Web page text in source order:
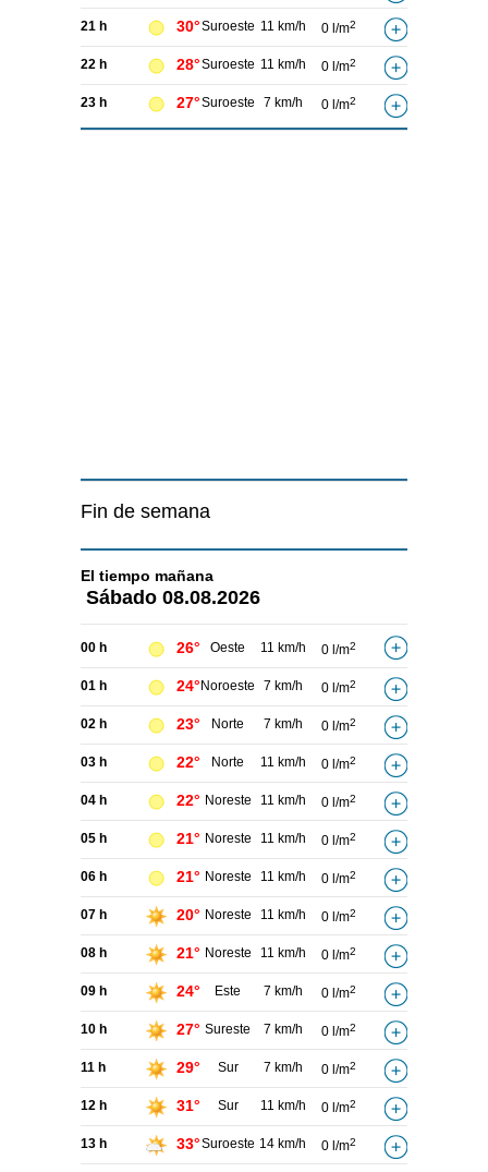
21 h 30°Suroeste 11 km/h 0 l/m2
22 h 28°Suroeste 11 km/h 0 l/m2
23 h 27°Suroeste 7 km/h 0 l/m2
Fin de semana
El tiempo mañana
Sábado 08.08.2026
00 h 26° Oeste 11 km/h 0 l/m2
01 h 24° Noroeste 7 km/h 0 l/m2
02 h 23° Norte 7 km/h 0 l/m2
03 h 22° Norte 11 km/h 0 l/m2
04 h 22° Noreste 11 km/h 0 l/m2
05 h 21° Noreste 11 km/h 0 l/m2
06 h 21° Noreste 11 km/h 0 l/m2
07 h 20° Noreste 11 km/h 0 l/m2
08 h 21° Noreste 11 km/h 0 l/m2
09 h 24° Este 7 km/h 0 l/m2
10 h 27° Sureste 7 km/h 0 l/m2
11 h 29° Sur 7 km/h 0 l/m2
12 h 31° Sur 11 km/h 0 l/m2
13 h 33°Suroeste 14 km/h 0 l/m2